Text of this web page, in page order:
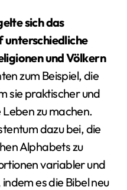
sich das
unterschiedliche
und Völkern
zum Beispiel, die
sie praktischer und
zu machen.
dazu bei, die
Alphabets zu
variabler und
es die Bibel neu